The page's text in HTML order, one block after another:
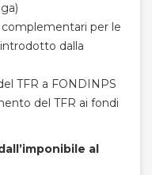
per le
dalla
TFR a FONDINPS
del TFR ai fondi
al